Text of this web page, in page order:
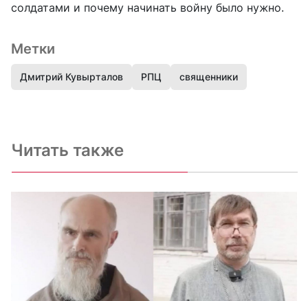
солдатами и почему начинать войну было нужно.
Метки
Дмитрий Кувырталов РПЦ священники
Читать также